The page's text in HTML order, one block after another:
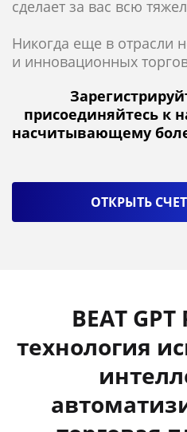
сделает за вас всю
Никогда еще в отрасли
и инновационных
присоединяйтесь к
насчитывающему
ОТКРЫТЬ СЧЕТ
BEAT
технология